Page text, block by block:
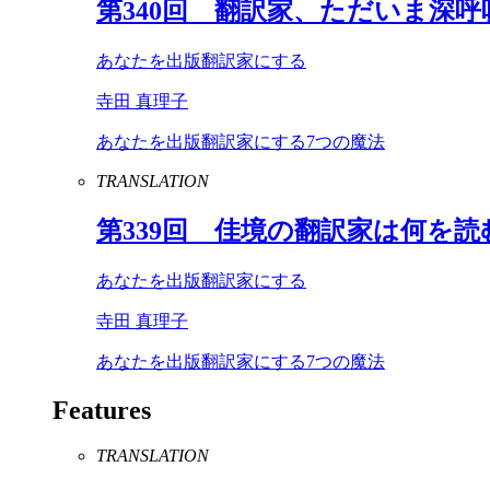
第340回 翻訳家、ただいま深呼
あなたを出版翻訳家にする
寺田 真理子
あなたを出版翻訳家にする7つの魔法
TRANSLATION
第339回 佳境の翻訳家は何を読
あなたを出版翻訳家にする
寺田 真理子
あなたを出版翻訳家にする7つの魔法
Features
TRANSLATION